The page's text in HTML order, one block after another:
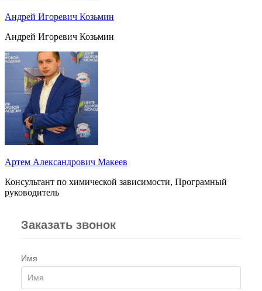
Андрей Игоревич Козьмин
Андрей Игоревич Козьмин
Артем Александрович Макеев
Консультант по химической зависимости, Програмный
руководитель